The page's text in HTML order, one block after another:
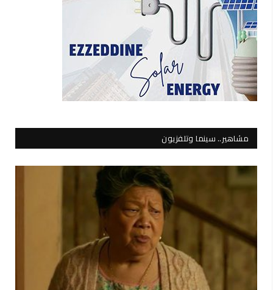
مشاهير.. سينما وتلفزيون